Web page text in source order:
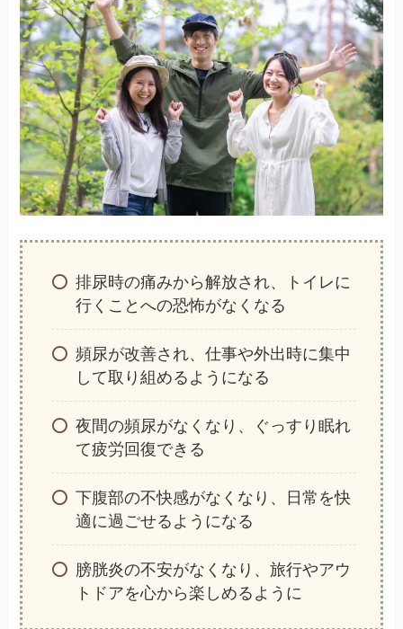
排尿時の痛みから解放され、トイレに
行くことへの恐怖がなくなる
頻尿が改善され、仕事や外出時に集中
して取り組めるようになる
夜間の頻尿がなくなり、ぐっすり眠れ
て疲労回復できる
下腹部の不快感がなくなり、日常を快
適に過ごせるようになる
膀胱炎の不安がなくなり、旅行やアウ
トドアを心から楽しめるように